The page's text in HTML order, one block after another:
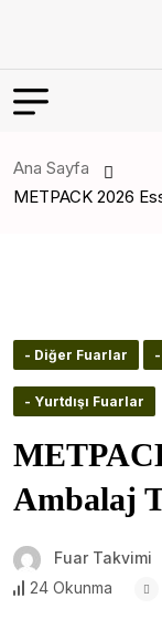
Ana Sayfa
METPACK 2026
- Diğer Fuarlar
- Yurtdışı Fuarlar
Ambalaj
Fuar Takvimi
24 Okunma